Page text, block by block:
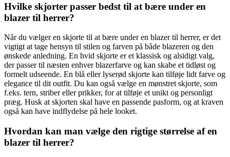
Hvilke skjorter passer bedst til at bære under en
blazer til herrer?
Når du vælger en skjorte til at bære under en blazer til herrer, er det
vigtigt at tage hensyn til stilen og farven på både blazeren og den
ønskede anledning. En hvid skjorte er et klassisk og alsidigt valg,
der passer til næsten enhver blazerfarve og kan skabe et tidløst og
formelt udseende. En blå eller lyserød skjorte kan tilføje lidt farve og
elegance til dit outfit. Du kan også vælge en mønstret skjorte, som
f.eks. tern, striber eller prikker, for at tilføje et unikt og personligt
præg. Husk at skjorten skal have en passende pasform, og at kraven
også kan have indflydelse på hele looket.
Hvordan kan man vælge den rigtige størrelse af en
blazer til herrer?